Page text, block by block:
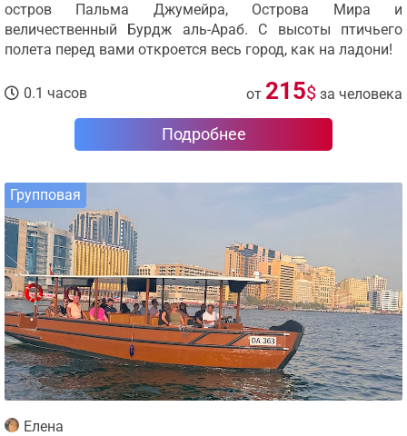
остров Пальма Джумейра, Острова Мира и
величественный Бурдж аль-Араб. С высоты птичьего
полета перед вами откроется весь город, как на ладони!
0.1 часов от 215$ за человека
Подробнее
Групповая
Елена